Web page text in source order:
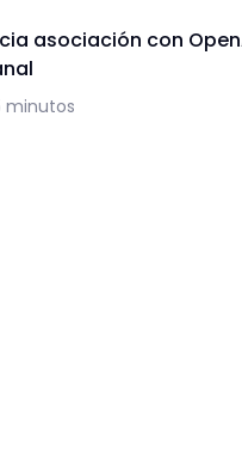
asociación con
minutos